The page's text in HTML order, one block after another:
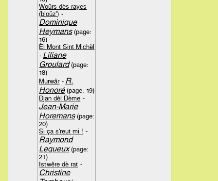
Woûrs dès rayes
(bloûz') -
Dominique
Heymans(page:
16)
Èl Mont Sint Michèl
- Liliane
Groulard(page:
18)
Murwâr - R.
Honoré(page: 19)
Djan dèl Dème -
Jean-Marie
Horemans(page:
20)
Si ça s'reut mi ! -
Raymond
Lequeux(page:
21)
Istwêre dè rat -
Christine